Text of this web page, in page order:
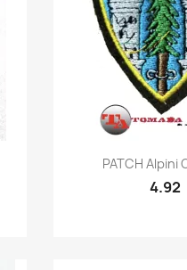
Quick
PATCH Alpini
4.92